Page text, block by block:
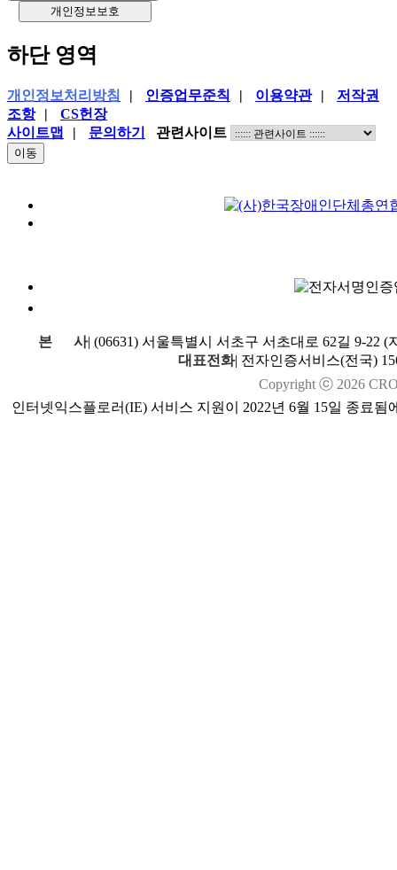
개인정보보호
하단 영역
개인정보처리방침 | 인증업무준칙 | 이용약관 |
저작권
조항
|
CS헌장
사이트맵
| 문의하기 관련사이트
본 사| (06631) 서울특별시 서초구 서초대로 62길 9-22
대표전화| 전자인증서비스(전국)
Copyright ⓒ 2026
인터넷익스플로러(IE) 서비스 지원이 2022년 6월 15일 종료